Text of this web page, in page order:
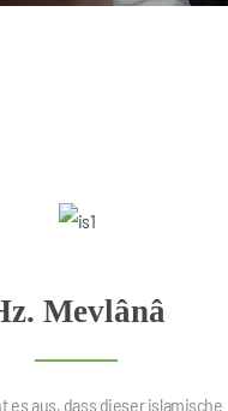
Mevlânâ
es aus, dass dieser islamische